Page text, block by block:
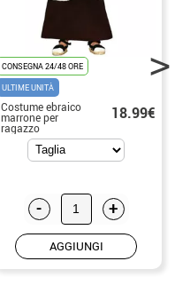
CONSEGNA 24/48 ORE
ULTIME UNITÀ
Costume ebraico
marrone per
ragazzo
18.99€
- +
AGGIUNGI